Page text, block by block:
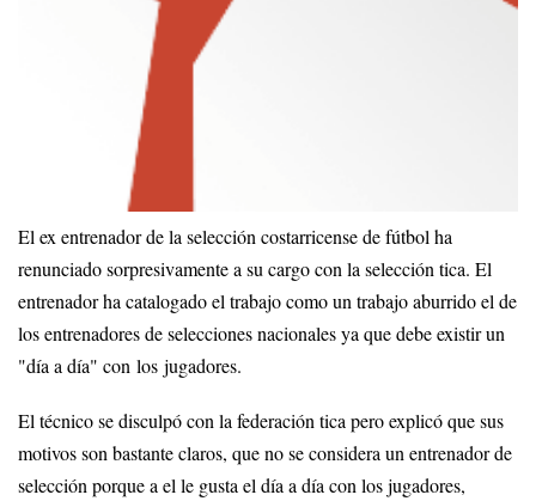
El ex entrenador de la selección costarricense de fútbol ha
renunciado sorpresivamente a su cargo con la selección tica. El
entrenador ha catalogado el trabajo como un trabajo aburrido el de
los entrenadores de selecciones nacionales ya que debe existir un
"día a día" con los jugadores.
El técnico se disculpó con la federación tica pero explicó que sus
motivos son bastante claros, que no se considera un entrenador de
selección porque a el le gusta el día a día con los jugadores,